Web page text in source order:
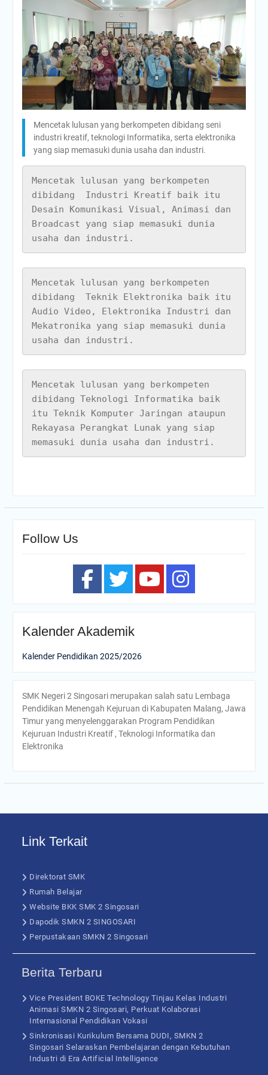
Mencetak lulusan yang berkompeten dibidang seni
industri kreatif, teknologi Informatika, serta elektronika
yang siap memasuki dunia usaha dan industri.
Mencetak lulusan yang berkompeten
dibidang  Industri Kreatif baik itu
Desain Komunikasi Visual, Animasi dan
Broadcast yang siap memasuki dunia
usaha dan industri.
Mencetak lulusan yang berkompeten
dibidang  Teknik Elektronika baik itu
Audio Video, Elektronika Industri dan
Mekatronika yang siap memasuki dunia
usaha dan industri.
Mencetak lulusan yang berkompeten
dibidang Teknologi Informatika baik
itu Teknik Komputer Jaringan ataupun
Rekayasa Perangkat Lunak yang siap
memasuki dunia usaha dan industri.
Follow Us
Kalender Akademik
Kalender Pendidikan 2025/2026
SMK Negeri 2 Singosari merupakan salah satu Lembaga
Pendidikan Menengah Kejuruan di Kabupaten Malang, Jawa
Timur yang menyelenggarakan Program Pendidikan
Kejuruan Industri Kreatif , Teknologi Informatika dan
Elektronika
Link Terkait
Direktorat SMK
Rumah Belajar
Website BKK SMK 2 Singosari
Dapodik SMKN 2 SINGOSARI
Perpustakaan SMKN 2 Singosari
Berita Terbaru
Vice President BOKE Technology Tinjau Kelas Industri
Animasi SMKN 2 Singosari, Perkuat Kolaborasi
Internasional Pendidikan Vokasi
Sinkronisasi Kurikulum Bersama DUDI, SMKN 2
Singosari Selaraskan Pembelajaran dengan Kebutuhan
Industri di Era Artificial Intelligence